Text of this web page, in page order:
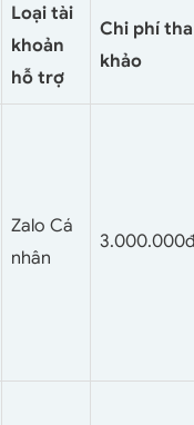
Loại tài
khoản
hỗ trợ
Chi phí
khảo
Zalo Cá
nhân